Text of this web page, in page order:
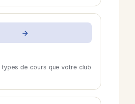
→
types de cours que votre club